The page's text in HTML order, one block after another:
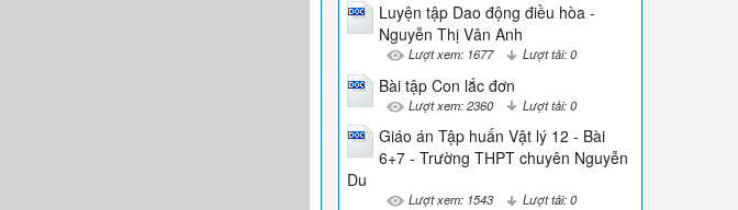
Luyện tập Dao động điều hòa -
Nguyễn Thị Vân Anh
Lượt xem: 1677 Lượt tải: 0
Bài tập Con lắc đơn
Lượt xem: 2360 Lượt tải: 0
Giáo án Tập huấn Vật lý 12 - Bài
6+7 - Trường THPT chuyên Nguyễn
Du
Lượt xem: 1543 Lượt tải: 0